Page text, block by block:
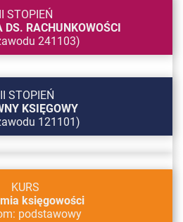
II STOPIEŃ
RACHUNKOWOŚCI
241103)
III STOPIEŃ
KSIĘGOWY
121101)
KURS
księgowości
podstawowy